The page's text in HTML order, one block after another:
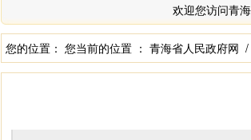
欢迎您访问青
您的位置： 您当前的位置 ： 青海省人民政府网 /